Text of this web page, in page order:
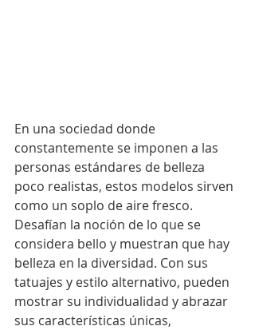
En una sociedad donde
constantemente se imponen a las
personas estándares de belleza
poco realistas, estos modelos sirven
como un soplo de aire fresco.
Desafían la noción de lo que se
considera bello y muestran que hay
belleza en la diversidad. Con sus
tatuajes y estilo alternativo, pueden
mostrar su individualidad y abrazar
sus características únicas,